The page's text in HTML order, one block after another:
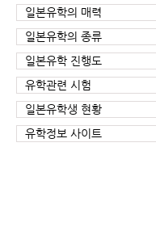
일본유학의 매력
일본유학의 종류
일본유학 진행도
유학관련 시험
일본유학생 현황
유학정보 사이트